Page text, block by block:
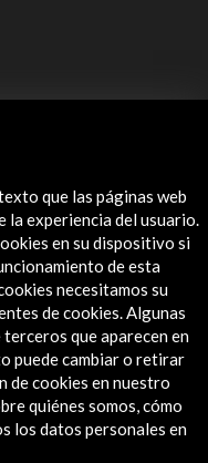
que las páginas web
la experiencia del usuario.
en su dispositivo si
de esta
necesitamos su
de cookies. Algunas
que aparecen en
puede cambiar o retirar
de cookies en nuestro
quiénes somos, cómo
los datos personales en